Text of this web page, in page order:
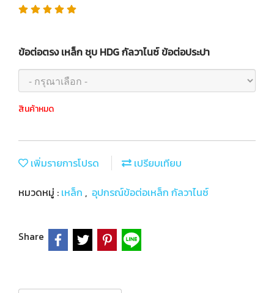
ข้อต่อตรง เหล็ก ชุบ HDG กัลวาไนซ์ ข้อต่อประปา
สินค้าหมด
เพิ่มรายการโปรด
เปรียบเทียบ
หมวดหมู่ : เหล็ก , อุปกรณ์ข้อต่อเหล็ก กัลวาไนซ์
Share